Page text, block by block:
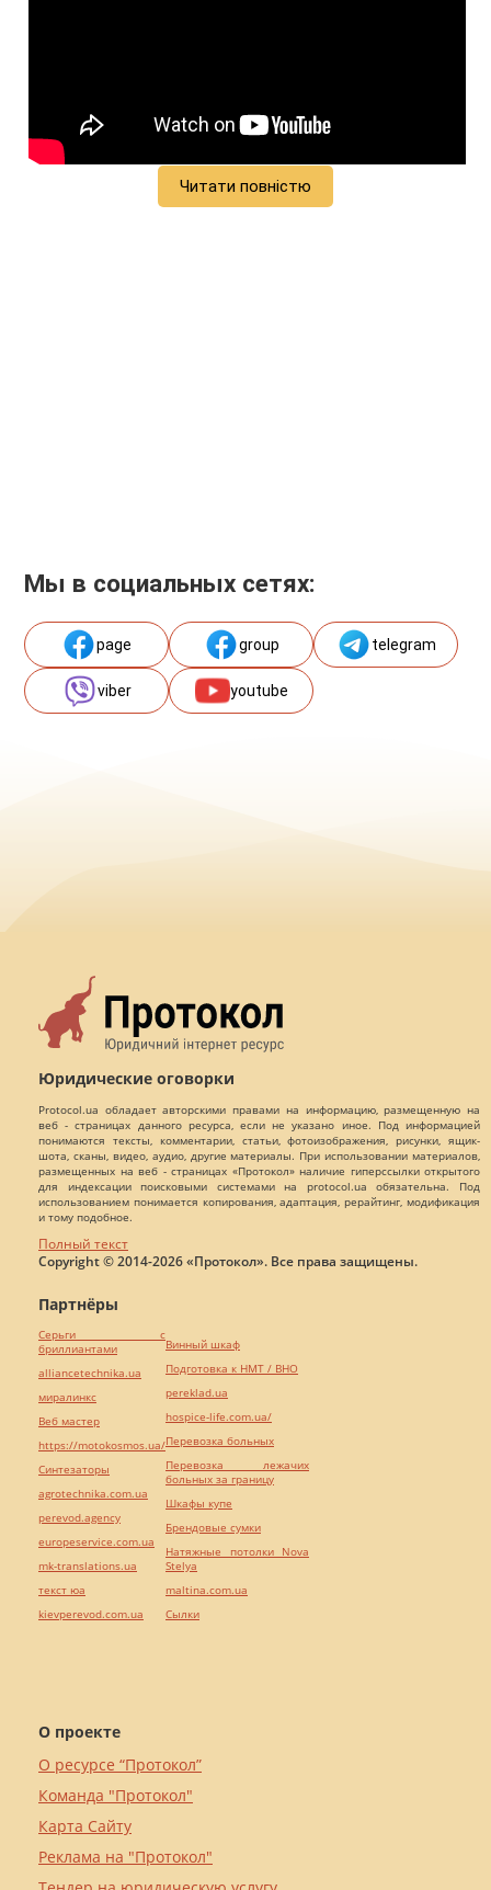
Читати повністю
Мы в социальных сетях:
page group telegram
viber youtube
Юридические оговорки
Protocol.ua обладает авторскими правами на информацию, размещенную на
веб - страницах данного ресурса, если не указано иное. Под информацией
понимаются тексты, комментарии, статьи, фотоизображения, рисунки, ящик-
шота, сканы, видео, аудио, другие материалы. При использовании материалов,
размещенных на веб - страницах «Протокол» наличие гиперссылки открытого
для индексации поисковыми системами на protocol.ua обязательна. Под
использованием понимается копирования, адаптация, рерайтинг, модификация
и тому подобное.
Полный текст
Copyright © 2014-2026 «Протокол». Все права защищены.
О проекте
О ресурсе “Протокол”
Команда "Протокол"
Карта Сайту
Реклама на "Протокол"
Партнёры
Серьги с
бриллиантами
alliancetechnika.ua
миралинкс
Веб мастер
https://motokosmos.ua/
Синтезаторы
agrotechnika.com.ua
perevod.agency
europeservice.com.ua
mk-translations.ua
текст юа
kievperevod.com.ua
Винный шкаф
Подготовка к НМТ / ВНО
pereklad.ua
hospice-life.com.ua/
Перевозка больных
Перевозка лежачих
больных за границу
Шкафы купе
Брендовые сумки
Натяжные потолки Nova
Stelya
maltina.com.ua
Cылки